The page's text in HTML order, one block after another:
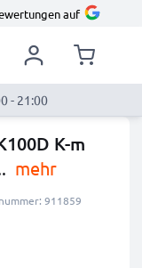
auf
- 21:00
K-m
mehr
911859